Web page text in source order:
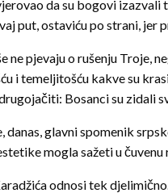
da su bogovi izazvali
put, ostaviću po strani, jer
ne pjevaju o rušenju Troje,
i temeljitošću kakve su
Bosanci su zidali
danas, glavni spomenik
mogla sažeti u
odnosi tek